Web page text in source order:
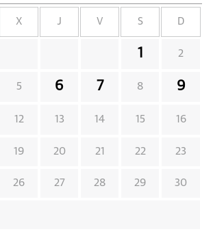
X J V S D
1 2
5 6 7 8 9
12 13 14 15 16
19 20 21 22 23
26 27 28 29 30